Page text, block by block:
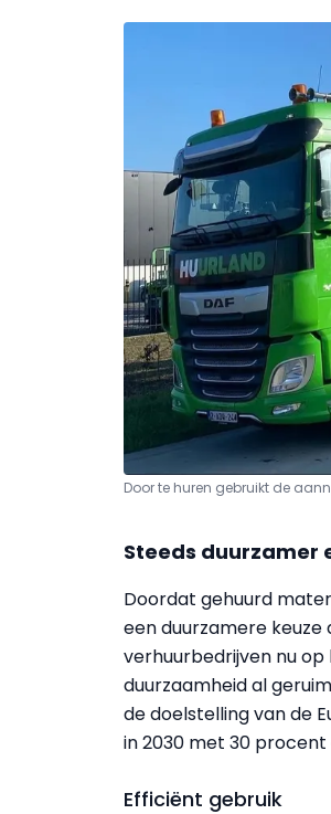
Door te huren gebruikt de
Steeds duurzamer
Doordat gehuurd
een duurzamere
verhuurbedrijven nu
duurzaamheid al
de doelstelling van de
in 2030 met 30
Efficiënt gebruik